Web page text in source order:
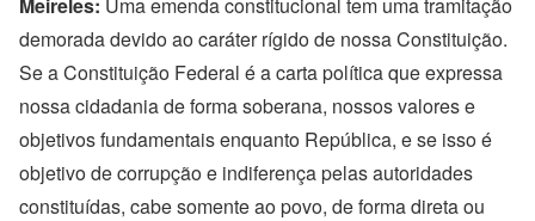
demorada devido ao caráter rígido de nossa Constituição.
Se a Constituição Federal é a carta política que expressa
nossa cidadania de forma soberana, nossos valores e
objetivos fundamentais enquanto República, e se isso é
objetivo de corrupção e indiferença pelas autoridades
constituídas, cabe somente ao povo, de forma direta ou